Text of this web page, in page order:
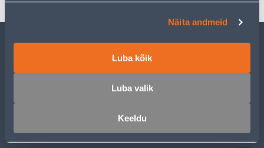
Näita andmeid
Luba kõik
Luba valik
Keeldu
ОБСЛУЖИВАНИЕ ЧАСТНЫХ КЛИЕНТОВ